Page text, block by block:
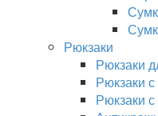
Рюкзаки
Рюкзаки
Рюкзаки
Рюкзаки